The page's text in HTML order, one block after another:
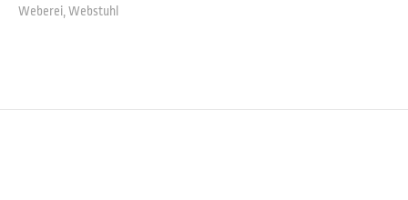
Weberei, Webstuhl